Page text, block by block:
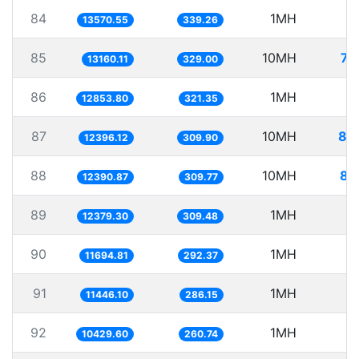
84 13570.55 339.26 1MH
85 13160.11 329.00 10MH
86 12853.80 321.35 1MH
87 12396.12 309.90 10MH
88 12390.87 309.77 10MH
89 12379.30 309.48 1MH
90 11694.81 292.37 1MH
91 11446.10 286.15 1MH
92 10429.60 260.74 1MH